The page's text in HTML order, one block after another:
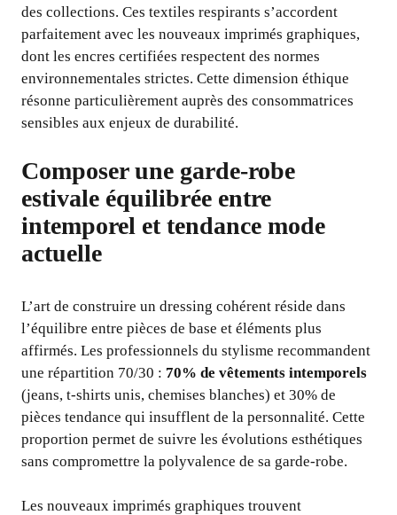
des collections. Ces textiles respirants s’accordent
parfaitement avec les nouveaux imprimés graphiques,
dont les encres certifiées respectent des normes
environnementales strictes. Cette dimension éthique
résonne particulièrement auprès des consommatrices
sensibles aux enjeux de durabilité.
Composer une garde-robe
estivale équilibrée entre
intemporel et tendance mode
actuelle
L’art de construire un dressing cohérent réside dans
l’équilibre entre pièces de base et éléments plus
affirmés. Les professionnels du stylisme recommandent
une répartition 70/30 : 70% de vêtements intemporels
(jeans, t-shirts unis, chemises blanches) et 30% de
pièces tendance qui insufflent de la personnalité. Cette
proportion permet de suivre les évolutions esthétiques
sans compromettre la polyvalence de sa garde-robe.
Les nouveaux imprimés graphiques trouvent